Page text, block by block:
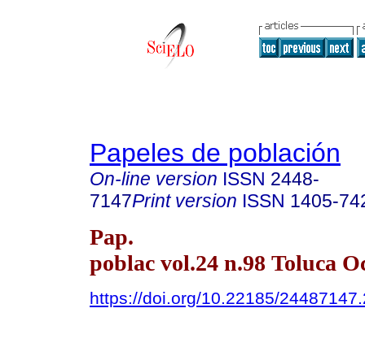
Papeles de población
On-line version ISSN 2448-
7147Print version ISSN 1405-
Pap.
poblac vol.24 n.98 Toluca
https://doi.org/10.22185/